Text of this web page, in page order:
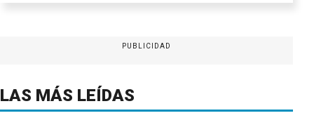
PUBLICIDAD
LAS MÁS LEÍDAS